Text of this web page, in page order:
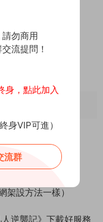
勿商用
流提問！
身，點此加入
身VIP可進）
流群